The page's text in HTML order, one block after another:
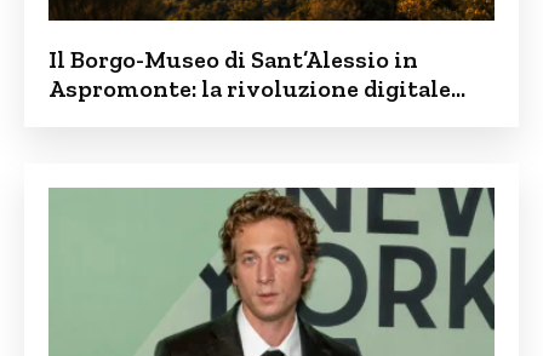
Il Borgo-Museo di Sant’Alessio in
Aspromonte: la rivoluzione digitale